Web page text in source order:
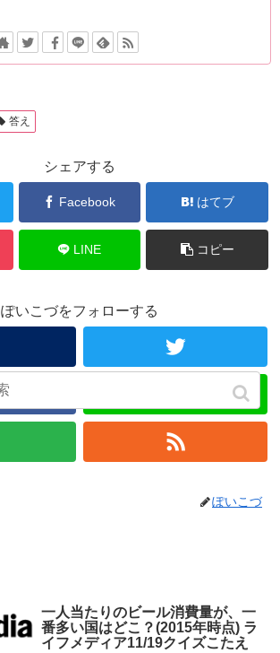
答え
シェアする
Facebook はてブ
LINE コピー
ぽいこづをフォローする
ぽいこづ
一人当たりのビール消費量が、一
番多い国はどこ？(2015年時点) ラ
イフメディア11/19クイズこたえ